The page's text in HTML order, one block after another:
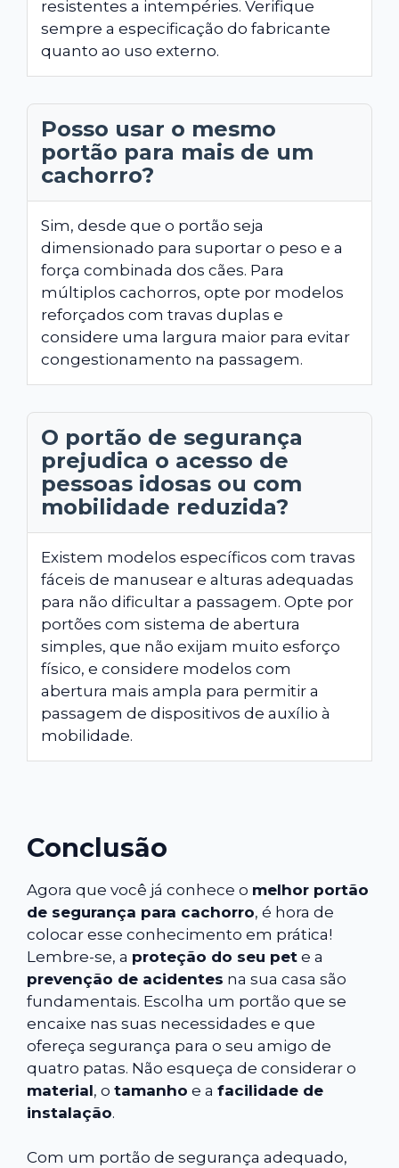
resistentes a intempéries. Verifique
sempre a especificação do fabricante
quanto ao uso externo.
Posso usar o mesmo
portão para mais de um
cachorro?
Sim, desde que o portão seja
dimensionado para suportar o peso e a
força combinada dos cães. Para
múltiplos cachorros, opte por modelos
reforçados com travas duplas e
considere uma largura maior para evitar
congestionamento na passagem.
O portão de segurança
prejudica o acesso de
pessoas idosas ou com
mobilidade reduzida?
Existem modelos específicos com travas
fáceis de manusear e alturas adequadas
para não dificultar a passagem. Opte por
portões com sistema de abertura
simples, que não exijam muito esforço
físico, e considere modelos com
abertura mais ampla para permitir a
passagem de dispositivos de auxílio à
mobilidade.
Conclusão
Agora que você já conhece o melhor portão
de segurança para cachorro, é hora de
colocar esse conhecimento em prática!
Lembre-se, a proteção do seu pet e a
prevenção de acidentes na sua casa são
fundamentais. Escolha um portão que se
encaixe nas suas necessidades e que
ofereça segurança para o seu amigo de
quatro patas. Não esqueça de considerar o
material, o tamanho e a facilidade de
instalação.
Com um portão de segurança adequado,